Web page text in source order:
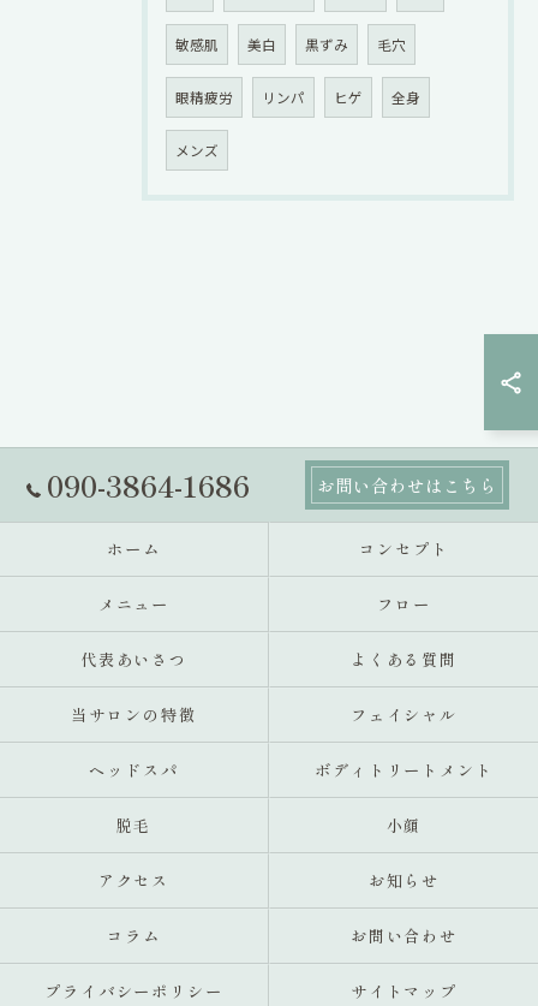
敏感肌 美白 黒ずみ 毛穴
眼精疲労 リンパ ヒゲ 全身
メンズ
090-3864-1686 お問い合わせはこちら
ホーム コンセプト
メニュー フロー
代表あいさつ よくある質問
当サロンの特徴 フェイシャル
ヘッドスパ ボディトリートメント
脱毛 小顔
アクセス お知らせ
コラム お問い合わせ
プライバシーポリシー サイトマップ